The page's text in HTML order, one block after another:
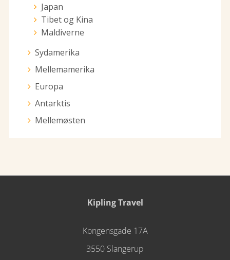
Japan
Tibet og Kina
Maldiverne
Sydamerika
Mellemamerika
Europa
Antarktis
Mellemøsten
Kipling Travel
Kongensgade 17A
3550 Slangerup